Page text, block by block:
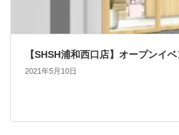
【SHSH浦和西口店】オープンイ
2021年5月10日